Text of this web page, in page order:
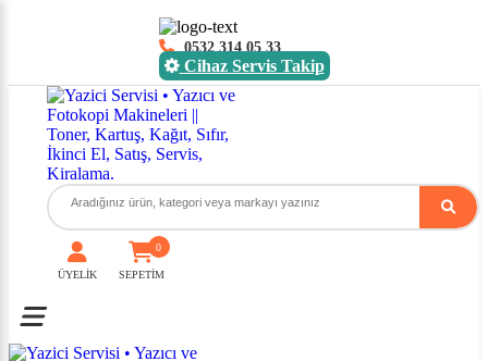
0532 314 05 33
Cihaz Servis Takip
ÜYELİK SEPETİM
0
Toggle mobile menu